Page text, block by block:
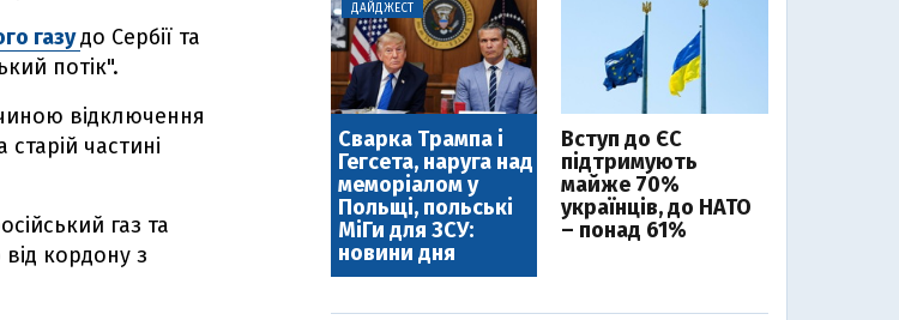
газудо Сербії та
потік".
відключення
частині
газ та
кордону з
ДАЙДЖЕСТ
Сварка Трампа і
Гегсета, наруга над
меморіалом у
Польщі, польські
МіГи для ЗСУ:
новини дня
Вступ до ЄС
підтримують
майже 70%
українців, до НАТО
– понад 61%